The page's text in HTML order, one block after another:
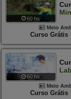
60 hs
Meio
Curso Grátis
60 hs
Meio
Curso Grátis